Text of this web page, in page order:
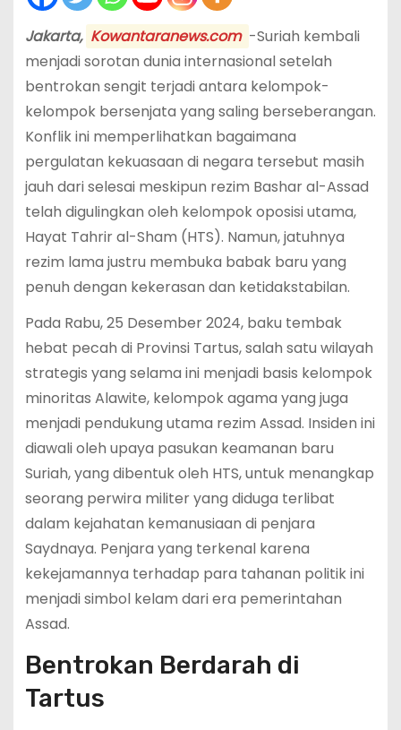
Jakarta, Kowantaranews.com -Suriah kembali
menjadi sorotan dunia internasional setelah
bentrokan sengit terjadi antara kelompok-
kelompok bersenjata yang saling berseberangan.
Konflik ini memperlihatkan bagaimana
pergulatan kekuasaan di negara tersebut masih
jauh dari selesai meskipun rezim Bashar al-Assad
telah digulingkan oleh kelompok oposisi utama,
Hayat Tahrir al-Sham (HTS). Namun, jatuhnya
rezim lama justru membuka babak baru yang
penuh dengan kekerasan dan ketidakstabilan.
Pada Rabu, 25 Desember 2024, baku tembak
hebat pecah di Provinsi Tartus, salah satu wilayah
strategis yang selama ini menjadi basis kelompok
minoritas Alawite, kelompok agama yang juga
menjadi pendukung utama rezim Assad. Insiden ini
diawali oleh upaya pasukan keamanan baru
Suriah, yang dibentuk oleh HTS, untuk menangkap
seorang perwira militer yang diduga terlibat
dalam kejahatan kemanusiaan di penjara
Saydnaya. Penjara yang terkenal karena
kekejamannya terhadap para tahanan politik ini
menjadi simbol kelam dari era pemerintahan
Assad.
Bentrokan Berdarah di
Tartus